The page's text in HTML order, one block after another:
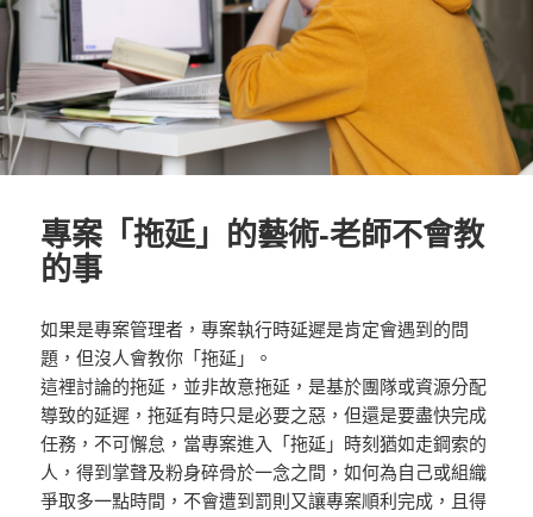
專案「拖延」的藝術-老師不會教
的事
如果是專案管理者，專案執行時延遲是肯定會遇到的問
題，但沒人會教你「拖延」。
這裡討論的拖延，並非故意拖延，是基於團隊或資源分配
導致的延遲，拖延有時只是必要之惡，但還是要盡快完成
任務，不可懈怠，當專案進入「拖延」時刻猶如走鋼索的
人，得到掌聲及粉身碎骨於一念之間，如何為自己或組織
爭取多一點時間，不會遭到罰則又讓專案順利完成，且得